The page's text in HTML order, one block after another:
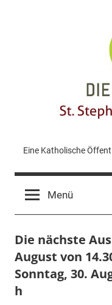
KÖB
St.
Bork
Eine Katholische
Menü
Die nächste
August von
Sonntag, 30.
h